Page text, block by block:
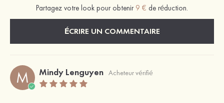
Partagez votre look pour obtenir 9 € de réduction.
ÉCRIRE UN COMMENTAIRE
M Mindy Lenguyen Acheteur vérifié